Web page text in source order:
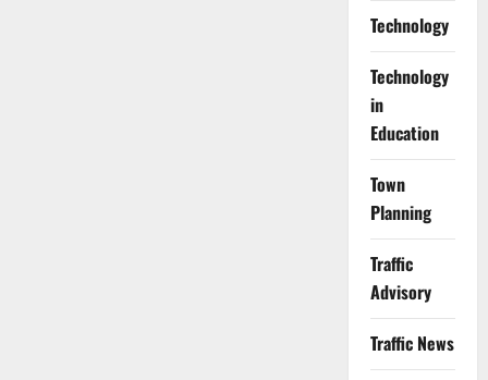
Technology
Technology
in
Education
Town
Planning
Traffic
Advisory
Traffic News